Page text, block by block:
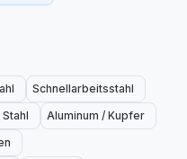
Schnellarbeitsstahl
Aluminum / Kupfer